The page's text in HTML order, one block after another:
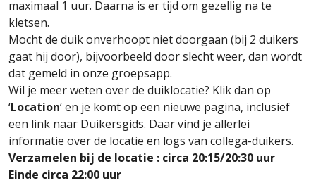
maximaal 1 uur. Daarna is er tijd om gezellig na te
kletsen.
Mocht de duik onverhoopt niet doorgaan (bij 2 duikers
gaat hij door), bijvoorbeeld door slecht weer, dan wordt
dat gemeld in onze groepsapp.
Wil je meer weten over de duiklocatie? Klik dan op
‘Location‘ en je komt op een nieuwe pagina, inclusief
een link naar Duikersgids. Daar vind je allerlei
informatie over de locatie en logs van collega-duikers.
Verzamelen bij de locatie : circa 20:15/20:30 uur
Einde circa 22:00 uur